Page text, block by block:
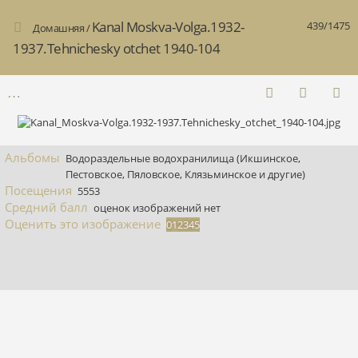
439/1475
Домашняя/Kanal Moskva-Volga.1932-
1937.Tehnichesky otchet 1940-104
Альбомы Водораздельные водохранилища (Икшинское,
Пестовское, Пяловское, Клязьминское и другие)
Посещения 5553
Средний балл оценок изображений нет
Оценить это изображение